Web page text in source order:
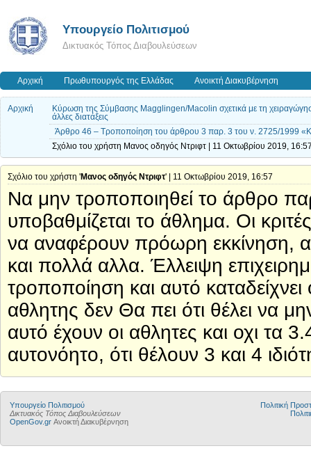
Υπουργείο Πολιτισμού
Δικτυακός Τόπος Διαβουλεύσεων
Αρχική Πρωθυπουργός της Ελλάδας Ανοικτή Διακυβέρνηση
Αρχική
Κύρωση της Σύμβασης Magglingen/Macolin σχετικά με τη
άλλες διατάξεις
Άρθρο 46 – Τροποποίηση του άρθρου 3 παρ. 3 του ν. 2725/1999
Σχόλιο του χρήστη Μανος οδηγός Ντριφτ | 11 Οκτωβρίου 2019,
Σχόλιο του χρήστη 'Μανος οδηγός Ντριφτ' | 11 Οκτωβρίου 2019, 16:57
Να μην τροποποιηθεί το άρθρο
υποβαθμίζεται το άθλημα. Οι
να αναφέρουν πρόωρη εκκίνηση,
και πολλά αλλα. Έλλειψη
τροποποίηση και αυτό καταδείχνει
αθλητης δεν Θα πει ότι θέλει να
αυτό έχουν οι αθλητες και οχι τα
αυτονόητο, ότι θέλουν 3 και 4
Υπουργείο Πολιτισμού
Δικτυακός Τόπος Διαβουλεύσεων
OpenGov.gr Ανοικτή Διακυβέρνηση
Πολιτική